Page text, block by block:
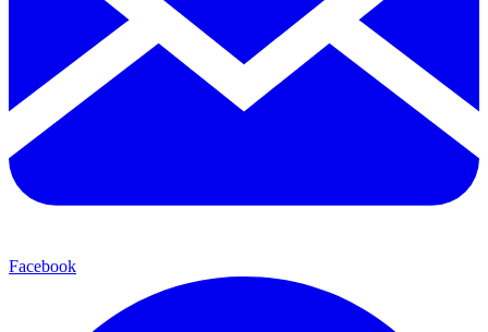
Facebook